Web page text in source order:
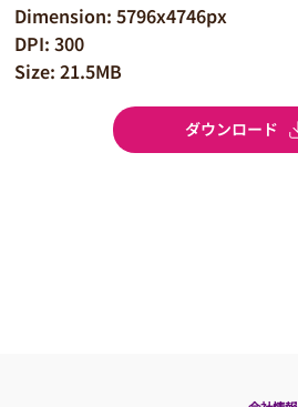
Dimension: 5796x4746px
DPI: 300
Size: 21.5MB
ダウンロード